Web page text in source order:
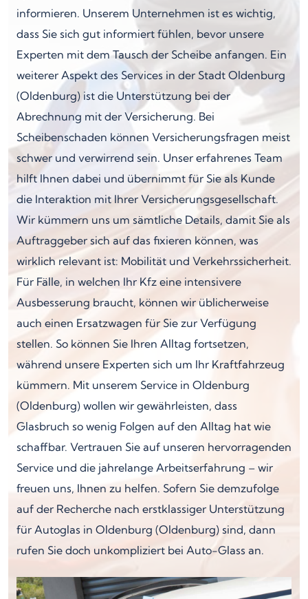
informieren. Unserem Unternehmen ist es wichtig,
dass Sie sich gut informiert fühlen, bevor unsere
Experten mit dem Tausch der Scheibe anfangen. Ein
weiterer Aspekt des Services in der Stadt Oldenburg
(Oldenburg) ist die Unterstützung bei der
Abrechnung mit der Versicherung. Bei
Scheibenschaden können Versicherungsfragen meist
schwer und verwirrend sein. Unser erfahrenes Team
hilft Ihnen dabei und übernimmt für Sie als Kunde
die Interaktion mit Ihrer Versicherungsgesellschaft.
Wir kümmern uns um sämtliche Details, damit Sie als
Auftraggeber sich auf das fixieren können, was
wirklich relevant ist: Mobilität und Verkehrssicherheit.
Für Fälle, in welchen Ihr Kfz eine intensivere
Ausbesserung braucht, können wir üblicherweise
auch einen Ersatzwagen für Sie zur Verfügung
stellen. So können Sie Ihren Alltag fortsetzen,
während unsere Experten sich um Ihr Kraftfahrzeug
kümmern. Mit unserem Service in Oldenburg
(Oldenburg) wollen wir gewährleisten, dass
Glasbruch so wenig Folgen auf den Alltag hat wie
schaffbar. Vertrauen Sie auf unseren hervorragenden
Service und die jahrelange Arbeitserfahrung – wir
freuen uns, Ihnen zu helfen. Sofern Sie demzufolge
auf der Recherche nach erstklassiger Unterstützung
für Autoglas in Oldenburg (Oldenburg) sind, dann
rufen Sie doch unkompliziert bei Auto-Glass an.